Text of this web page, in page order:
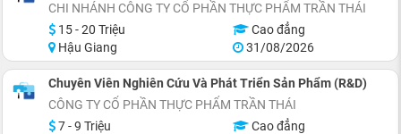
CHI NHÁNH CÔNG TY CỔ PHẦN THỰC PHẨM TRẦN THÁI
15 - 20 Triệu
Cao đẳng
Hậu Giang
31/08/2026
Chuyên Viên Nghiên Cứu Và Phát Triển Sản Phẩm (R&D)
CÔNG TY CỔ PHẦN THỰC PHẨM TRẦN THÁI
7 - 9 Triệu
Cao đẳng